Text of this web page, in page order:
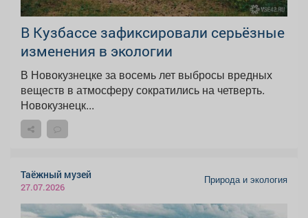
В Кузбассе зафиксировали серьёзные
изменения в экологии
В Новокузнецке за восемь лет выбросы вредных
веществ в атмосферу сократились на четверть.
Новокузнецк...
Таёжный музей
27.07.2026
Природа и экология